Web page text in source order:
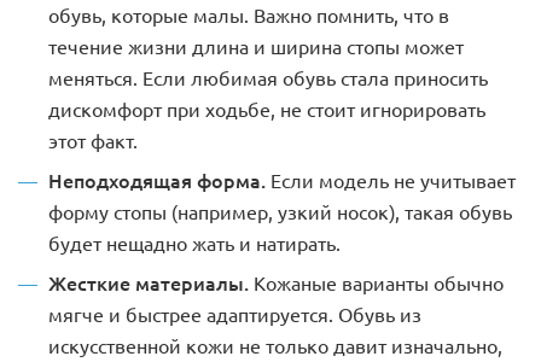
обувь, которые малы. Важно помнить, что в
течение жизни длина и ширина стопы может
меняться. Если любимая обувь стала приносить
дискомфорт при ходьбе, не стоит игнорировать
этот факт.
Неподходящая форма. Если модель не учитывает
форму стопы (например, узкий носок), такая обувь
будет нещадно жать и натирать.
Жесткие материалы. Кожаные варианты обычно
мягче и быстрее адаптируется. Обувь из
искусственной кожи не только давит изначально,